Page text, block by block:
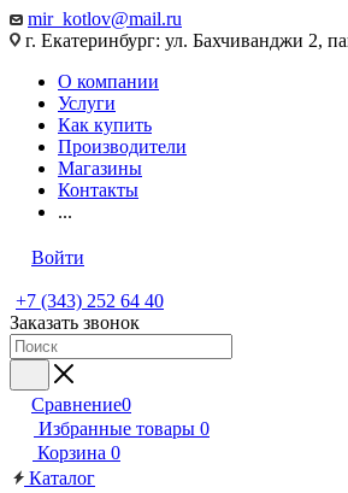
mir_kotlov@mail.ru
г. Екатеринбург: ул. Бахчиванджи 2,
О компании
Услуги
Как купить
Производители
Магазины
Контакты
...
Войти
+7 (343) 252 64 40
Заказать звонок
Сравнение0
Избранные товары 0
Корзина 0
Каталог